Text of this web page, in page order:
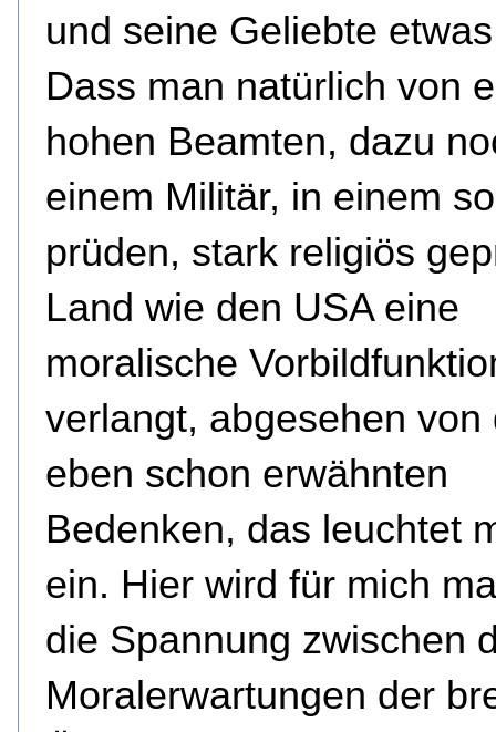
und seine Geliebte
Dass man natürlich von
hohen Beamten, dazu
einem Militär, in einem so
prüden, stark religiös
Land wie den USA eine
moralische
verlangt, abgesehen von
eben schon erwähnten
Bedenken, das leuchtet
ein. Hier wird für mich
die Spannung zwischen
Moralerwartungen der